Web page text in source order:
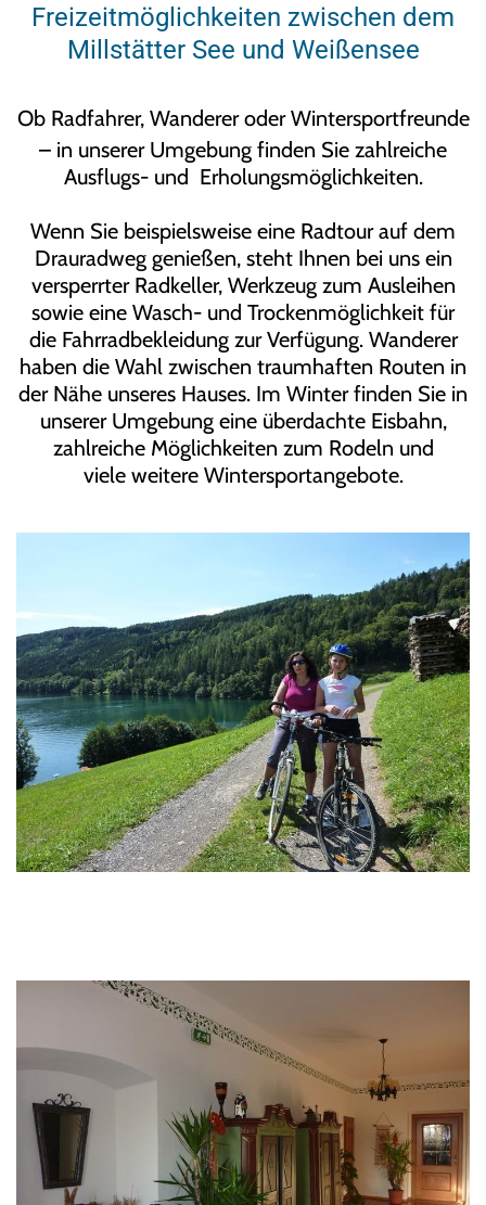
Freizeitmöglichkeiten zwischen dem
Millstätter See und Weißensee
Ob Radfahrer, Wanderer oder Wintersportfreunde
– in unserer Umgebung finden Sie zahlreiche
Ausflugs- und Erholungsmöglichkeiten.
Wenn Sie beispielsweise eine Radtour auf dem
Drauradweg genießen, steht Ihnen bei uns ein
versperrter Radkeller, Werkzeug zum Ausleihen
sowie eine Wasch- und Trockenmöglichkeit für
die Fahrradbekleidung zur Verfügung. Wanderer
haben die Wahl zwischen traumhaften Routen in
der Nähe unseres Hauses. Im Winter finden Sie in
unserer Umgebung eine überdachte Eisbahn,
zahlreiche Möglichkeiten zum Rodeln und
viele weitere Wintersportangebote.